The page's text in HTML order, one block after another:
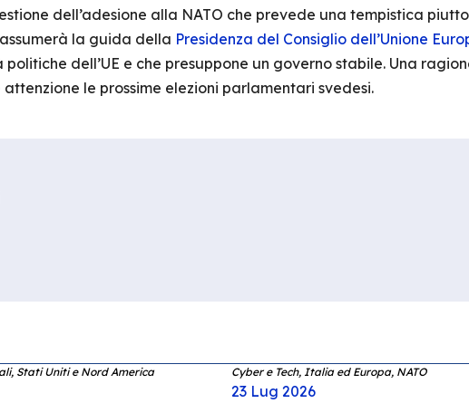
dell’adesione alla NATO che prevede una tempistica
la guida della Presidenza del Consiglio dell’Unione
dell’UE e che presuppone un governo stabile. Una
le prossime elezioni parlamentari svedesi.
Stati Uniti e Nord America Cyber e Tech, Italia ed Europa, NATO
23 Lug 2026